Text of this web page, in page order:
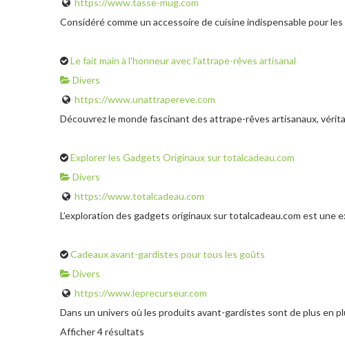
https://www.tasse-mug.com
Considéré comme un accessoire de cuisine indispensable pour
Le fait main à l'honneur avec l'attrape-rêves artisanal
Divers
https://www.unattrapereve.com
Découvrez le monde fascinant des attrape-rêves artisanaux,
Explorer les Gadgets Originaux sur totalcadeau.com
Divers
https://www.totalcadeau.com
L’exploration des gadgets originaux sur totalcadeau.com est une
Cadeaux avant-gardistes pour tous les goûts
Divers
https://www.leprecurseur.com
Dans un univers où les produits avant-gardistes sont de plus en
Afficher 4 résultats